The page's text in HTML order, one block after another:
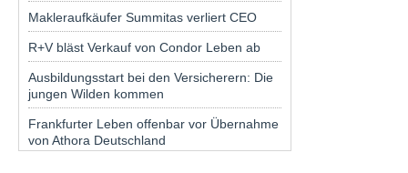
Makleraufkäufer Summitas verliert CEO
R+V bläst Verkauf von Condor Leben ab
Ausbildungsstart bei den Versicherern: Die
jungen Wilden kommen
Frankfurter Leben offenbar vor Übernahme
von Athora Deutschland